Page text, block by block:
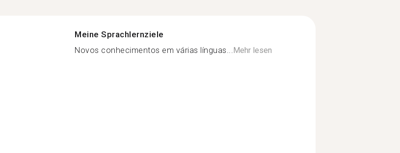
Meine Sprachlernziele
Novos conhecimentos em várias línguas... Mehr lesen